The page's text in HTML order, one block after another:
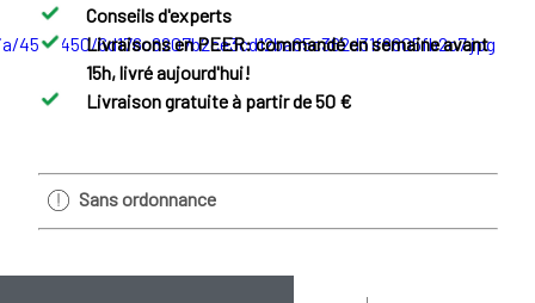
Conseils d'experts
Livraisons en PEER: commandé en semaine avant
15h, livré aujourd'hui!
Livraison gratuite à partir de 50 €
Sans ordonnance